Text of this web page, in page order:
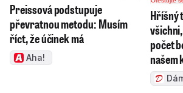
Preissová podstupuje
převratnou metodu: Musím
říct, že účinek má
Aha!
Hříšný
počet
našem